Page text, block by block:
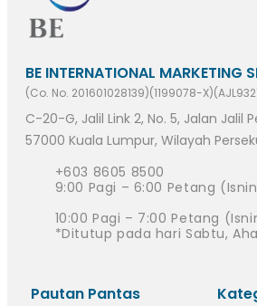
BE INTERNATIONAL MARKETING
(Co. No. 201601028139)(1199078-
C-20-G, Jalil Link 2, No. 5, Jalan Jalil
57000 Kuala Lumpur, Wilayah
+603 8605 8500
9:00 Pagi – 6:00 Petang
10:00 Pagi – 7:00 Petang
*Ditutup pada hari Sabtu,
Pautan Pantas